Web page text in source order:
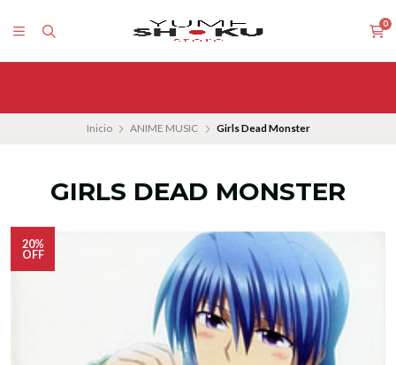
0
Inicio ANIME MUSIC Girls Dead Monster
GIRLS DEAD MONSTER
20%
OFF